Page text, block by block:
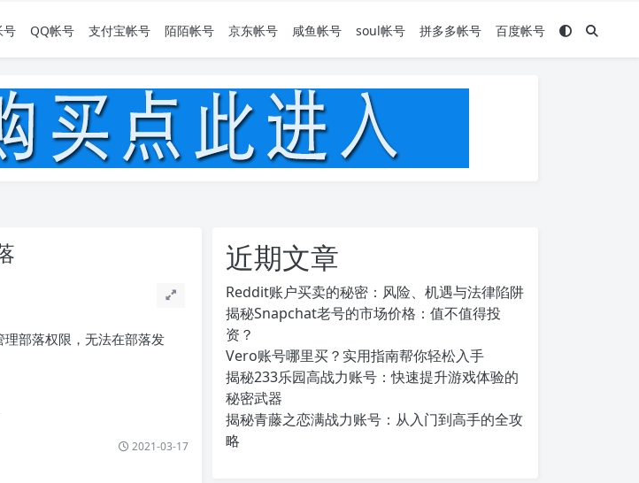
号 QQ帐号 支付宝帐号 陌陌帐号 京东帐号 咸鱼帐号 soul帐号 拼多多帐号 百度帐号
部落权限，无法在部落发
2021-03-17
近期文章
Reddit账户买卖的秘密：风险、机遇与法律陷阱
揭秘Snapchat老号的市场价格：值不值得投
资？
Vero账号哪里买？实用指南帮你轻松入手
揭秘233乐园高战力账号：快速提升游戏体验的
秘密武器
揭秘青藤之恋满战力账号：从入门到高手的全攻
略